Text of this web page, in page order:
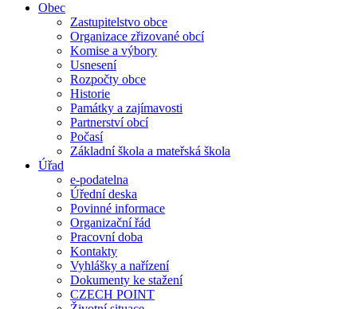
Obec
Zastupitelstvo obce
Organizace zřizované obcí
Komise a výbory
Usnesení
Rozpočty obce
Historie
Památky a zajímavosti
Partnerství obcí
Počasí
Základní škola a mateřská škola
Úřad
e-podatelna
Úřední deska
Povinné informace
Organizační řád
Pracovní doba
Kontakty
Vyhlášky a nařízení
Dokumenty ke stažení
CZECH POINT